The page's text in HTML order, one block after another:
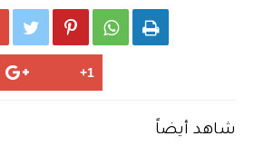
   
شاهد أيضاً